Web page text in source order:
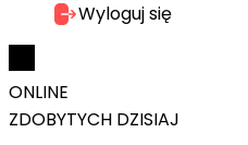
Wyloguj się
ONLINE
ZDOBYTYCH DZISIAJ